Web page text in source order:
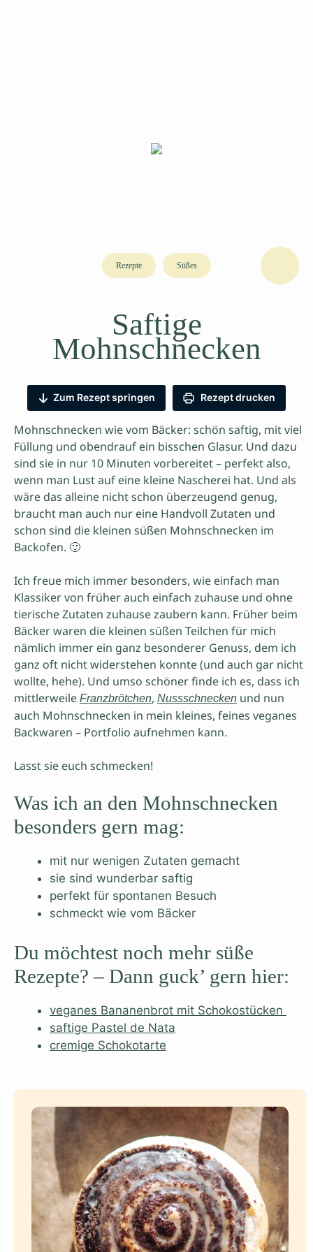
Rezepte Süßes
Saftige
Mohnschnecken
Zum Rezept springen Rezept drucken
Mohnschnecken wie vom Bäcker: schön saftig, mit viel
Füllung und obendrauf ein bisschen Glasur. Und dazu
sind sie in nur 10 Minuten vorbereitet – perfekt also,
wenn man Lust auf eine kleine Nascherei hat. Und als
wäre das alleine nicht schon überzeugend genug,
braucht man auch nur eine Handvoll Zutaten und
schon sind die kleinen süßen Mohnschnecken im
Backofen. 🙂
Ich freue mich immer besonders, wie einfach man
Klassiker von früher auch einfach zuhause und ohne
tierische Zutaten zuhause zaubern kann. Früher beim
Bäcker waren die kleinen süßen Teilchen für mich
nämlich immer ein ganz besonderer Genuss, dem ich
ganz oft nicht widerstehen konnte (und auch gar nicht
wollte, hehe). Und umso schöner finde ich es, dass ich
mittlerweile Franzbrötchen, Nussschnecken und nun
auch Mohnschnecken in mein kleines, feines veganes
Backwaren – Portfolio aufnehmen kann.
Lasst sie euch schmecken!
Was ich an den Mohnschnecken
besonders gern mag:
mit nur wenigen Zutaten gemacht
sie sind wunderbar saftig
perfekt für spontanen Besuch
schmeckt wie vom Bäcker
Du möchtest noch mehr süße
Rezepte? – Dann guck’ gern hier:
veganes Bananenbrot mit Schokostücken
saftige Pastel de Nata
cremige Schokotarte